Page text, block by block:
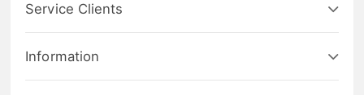
Service Clients
Information